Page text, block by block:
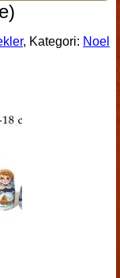
, Kategori: Noel